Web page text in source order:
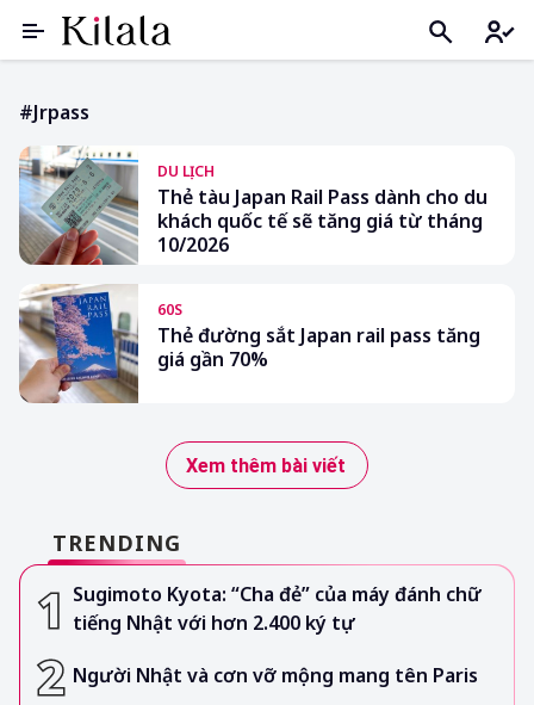
#jrpass
DU LỊCH
Thẻ tàu Japan Rail Pass dành cho du
khách quốc tế sẽ tăng giá từ tháng
10/2026
60S
Thẻ đường sắt Japan rail pass tăng
giá gần 70%
Xem thêm bài viết
TRENDING
Sugimoto Kyota: “Cha đẻ” của máy đánh chữ
tiếng Nhật với hơn 2.400 ký tự
Người Nhật và cơn vỡ mộng mang tên Paris